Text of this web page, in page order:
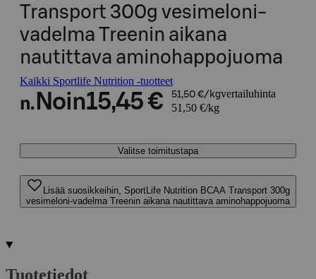
Transport 300g vesimeloni-
vadelma Treenin aikana
nautittava aminohappojuoma
Kaikki Sportlife Nutrition -tuotteet
n. Noin15,45 € 51,50 €/kgvertailuhinta
51,50 €/kg
Valitse toimitustapa
Lisää suosikkeihin, SportLife Nutrition BCAA Transport 300g
vesimeloni-vadelma Treenin aikana nautittava aminohappojuoma
Tuotetiedot